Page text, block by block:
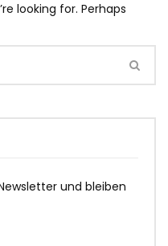
looking for. Perhaps
und bleiben